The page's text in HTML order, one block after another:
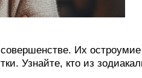
Их
Узнайте, кто из